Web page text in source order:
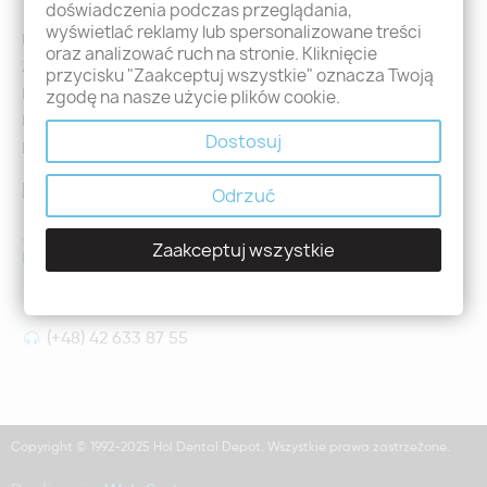
Logowanie
Załóż konto - Rejestracja
Moje zamówienia
Promocje
Nowości
Kontakt
Jeśli mają Państwo jakiekolwiek pytania prosimy o kontakt
holdental@holdental.pl
(+48) 42 633 87 55
Copyright © 1992-2025 Hol Dental Depot. Wszystkie prawa zastrzeżone.
doświadczenia podczas przeglądania,
wyświetlać reklamy lub spersonalizowane treści
oraz analizować ruch na stronie. Kliknięcie
przycisku "Zaakceptuj wszystkie" oznacza Twoją
zgodę na nasze użycie plików cookie.
Dostosuj
Odrzuć
Zaakceptuj wszystkie